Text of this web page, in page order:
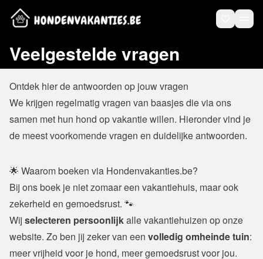
Veelgestelde vragen
Ontdek hier de antwoorden op jouw vragen
We krijgen regelmatig vragen van baasjes die via ons
samen met hun hond op vakantie willen. Hieronder vind je
de meest voorkomende vragen en duidelijke antwoorden.
🌟 Waarom boeken via Hondenvakanties.be?
Bij ons boek je niet zomaar een vakantiehuis, maar ook
zekerheid en gemoedsrust. 🐾
Wij selecteren persoonlijk alle vakantiehuizen op onze
website. Zo ben jij zeker van een volledig omheinde tuin:
meer vrijheid voor je hond, meer gemoedsrust voor jou.